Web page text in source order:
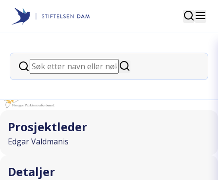
Stiftelsen Dam
Søk
Søk
Søk
back
Bowling på Veitvet
Prosjektleder
Edgar Valdmanis
Detaljer